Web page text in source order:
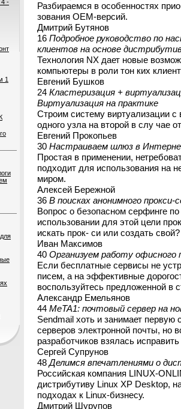
4 -
1
Разбираемся в особенностях
зования OEM-версий.
Дмитрий Бутянов
16 Подробное руководство по
клиентов на основе
Технология NX дает новые
компьютеры в роли тон ких
Евгений Бушков
24 Кластеризация +
Виртуализация на практике
Строим систему виртуализации
одного узла на второй в слу чае
Евгений Прокопьев
30 Настраиваем шлюз в
Простая в применении,
подходит для использования на
миром.
Алексей Бережной
36 В поисках анонимного прокси-
Вопрос о безопасном серфинге
использовании для этой цели
искать прок- си или создать свой?
Иван Максимов
40 Организуем работу офисного
Если бесплатные сервисы не
писем, а на эффективные
воспользуйтесь предложенной в
Александр Емельянов
44 МеТА1: почтовый сервер на
Sendmail хоть и занимает первую
серверов электронной почты, но
разработчиков взялась
Сергей Супрунов
48Делимся впечатлениями о
Российская компания LINUX-
дистрибутиву Linux XP Desktop,
подходах к Linux-бизнесу.
Дмитрий Шурупов